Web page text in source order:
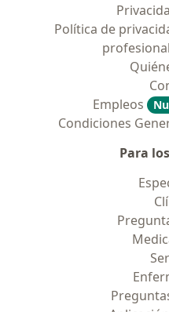
Política de
Empleos
Condiciones
Para